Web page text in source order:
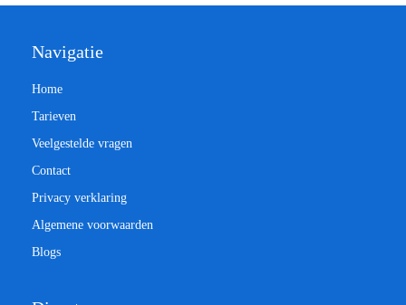
Navigatie
Home
Tarieven
Veelgestelde vragen
Contact
Privacy verklaring
Algemene voorwaarden
Blogs